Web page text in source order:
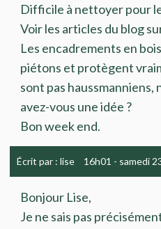
Difficile à nettoyer pour
Voir les articles du blog
Les encadrements en
piétons et protègent
sont pas haussmanniens,
avez-vous une idée ?
Bon week end.
Écrit par : lise 16h01 - samedi
Bonjour Lise,
Je ne sais pas